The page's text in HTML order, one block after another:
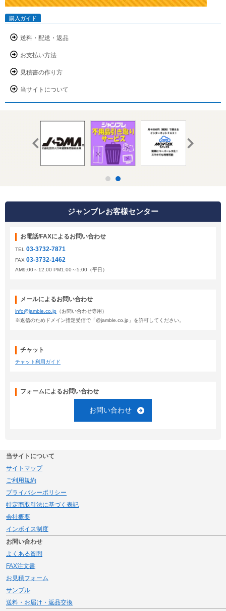
購入ガイド
送料・配送・返品
お支払い方法
見積書の作り方
当サイトについて
ジャンブレお客様センター
お電話/FAXによるお問い合わせ
TEL 03-3732-7871
FAX 03-3732-1462
AM9:00～12:00 PM1:00～5:00（平日）
メールによるお問い合わせ
info@jamble.co.jp （お問い合わせ専用）
※返信のためドメイン指定受信で「@jamble.co.jp」を許可してください。
チャット
チャット利用ガイド
フォームによるお問い合わせ
お問い合わせ
当サイトについて
サイトマップ
ご利用規約
プライバシーポリシー
特定商取引法に基づく表記
会社概要
インボイス制度
お問い合わせ
よくある質問
FAX注文書
お見積フォーム
サンプル
送料・お届け・返品交換